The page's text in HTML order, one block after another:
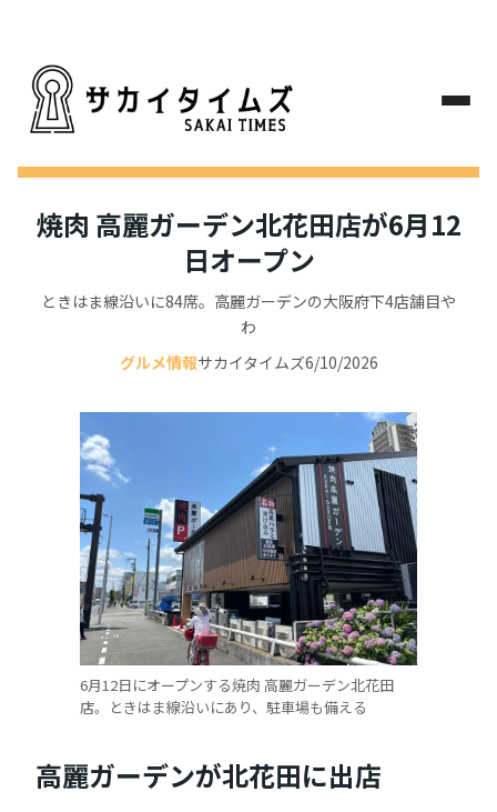
焼肉 高麗ガーデン北花田店が6月12
日オープン
ときはま線沿いに84席。高麗ガーデンの大阪府下4店舗目や
わ
グルメ情報サカイタイムズ6/10/2026
6月12日にオープンする焼肉 高麗ガーデン北花田
店。ときはま線沿いにあり、駐車場も備える
高麗ガーデンが北花田に出店